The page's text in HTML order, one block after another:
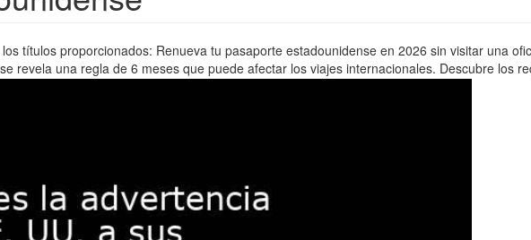
títulos proporcionados: Renueva tu pasaporte estadounidense en 2026 sin visitar una
revela una regla de 6 meses que puede afectar los viajes internacionales. Descubre los